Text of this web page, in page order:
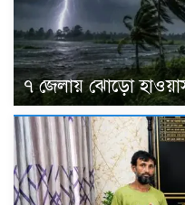
৭ জেলায় ঝোড়ো